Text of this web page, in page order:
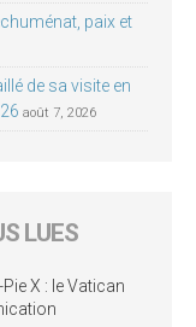
paix et
de sa visite en
août 7, 2026
LUES
X : le Vatican